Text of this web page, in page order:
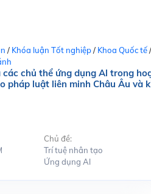
/ Khóa luận Tốt nghiệp/ Khoa Quốc tế/
các chủ thể ứng dụng Al trong
pháp luật liên minh Châu Âu và
Chủ đề:
Trí tuệ nhân tạo
Ứng dụng Al